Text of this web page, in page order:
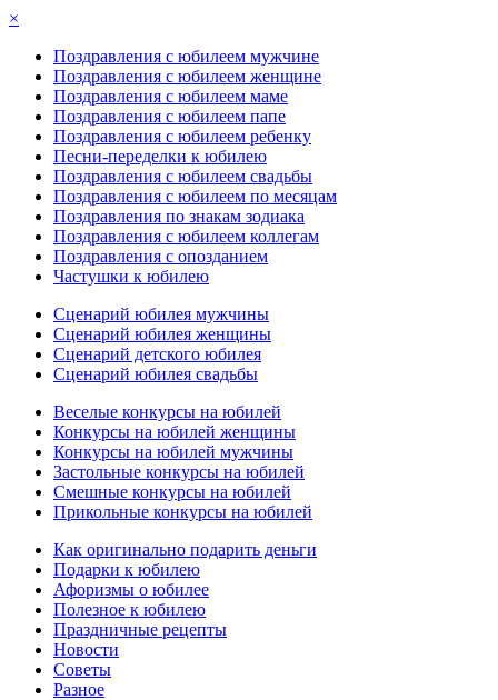
×
Поздравления с юбилеем мужчине
Поздравления с юбилеем женщине
Поздравления с юбилеем маме
Поздравления с юбилеем папе
Поздравления с юбилеем ребенку
Песни-переделки к юбилею
Поздравления с юбилеем свадьбы
Поздравления с юбилеем по месяцам
Поздравления по знакам зодиака
Поздравления с юбилеем коллегам
Поздравления с опозданием
Частушки к юбилею
Сценарий юбилея мужчины
Сценарий юбилея женщины
Сценарий детского юбилея
Сценарий юбилея свадьбы
Веселые конкурсы на юбилей
Конкурсы на юбилей женщины
Конкурсы на юбилей мужчины
Застольные конкурсы на юбилей
Смешные конкурсы на юбилей
Прикольные конкурсы на юбилей
Как оригинально подарить деньги
Подарки к юбилею
Афоризмы о юбилее
Полезное к юбилею
Праздничные рецепты
Новости
Советы
Разное